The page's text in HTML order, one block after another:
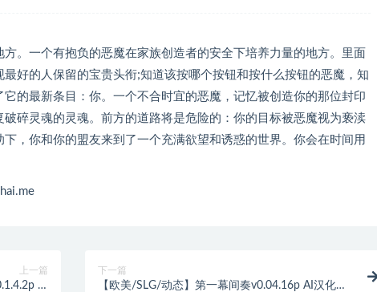
。一个有抱负的恶魔在家族创造者的安全下培养力量的地方。里面
好的人保留的宝贵头衔;知道该按哪个按钮和按什么按钮的恶魔，知
的最新条目：你。一个不合时宜的恶魔，记忆被创造你的那位封印
破碎灵魂的灵魂。前方的道路将是危险的：你的目标被恶魔视为亵渎
，你和你的盟友来到了一个充满欲望和诱惑的世界。你会在时间用
上一篇
AI
下一篇
【欧美/SLG/动态】第一幕间奏v0.04.16p AI汉化版